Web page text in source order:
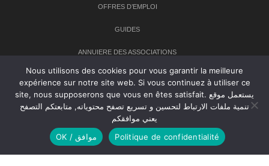
OFFRES D’EMPLOI
GUIDES
ANNUIERE DES ASSOCIATIONS
Newsletter
Inscrivez-vous à notre newsletter pour recevoir les dernières
nouvelles sur TANMIA
Nous utilisons des cookies pour vous garantir la meilleure
expérience sur notre site web. Si vous continuez à utiliser ce
site, nous supposerons que vous en êtes satisfait. يستعمل موقع
تنمية ملفات الارتباط لتحسين و تسريع تصفح محتوياته, متابعتكم التصفح
يعني موافقكم
OK / موافق
Politique de confidentialité